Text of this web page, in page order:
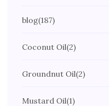
blog(187)
Coconut Oil(2)
Groundnut Oil(2)
Mustard Oil(1)